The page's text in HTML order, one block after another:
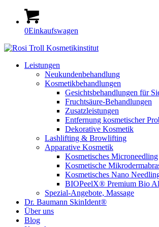
0Einkaufswagen
Leistungen
Neukundenbehandlung
Kosmetikbehandlungen
Gesichtsbehandlungen für
Fruchtsäure-Behandlungen
Zusatzleistungen
Entfernung kosmetischer
Dekorative Kosmetik
Lashlifting & Browlifting
Apparative Kosmetik
Kosmetisches Microneedling
Kosmetische
Kosmetisches Nano
BIOPeelX® Premium Bio
Spezial-Angebote, Massage
Dr. Baumann SkinIdent®
Über uns
Blog